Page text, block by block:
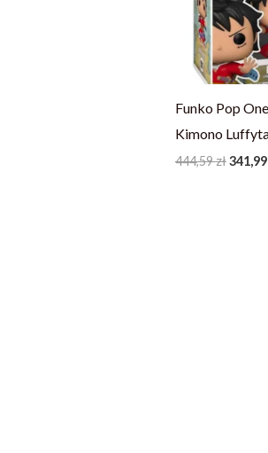
Funko Pop
Kimono
444,59zł341,99